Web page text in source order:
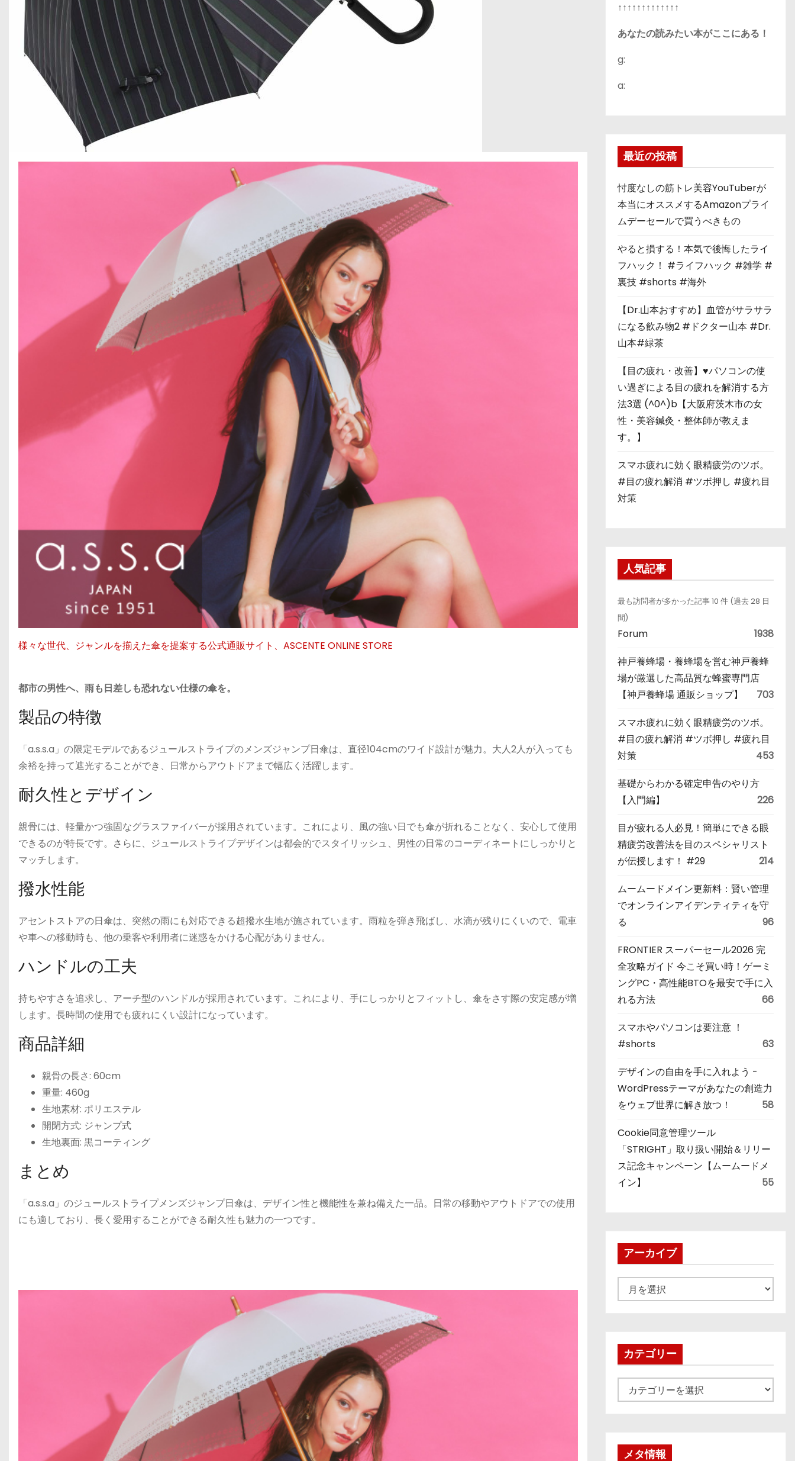
様々な世代、ジャンルを揃えた傘を提案する公式通販サイト、ASCENTE ONLINE STORE
都市の男性へ、雨も日差しも恐れない仕様の傘を。
製品の特徴
「a.s.s.a」の限定モデルであるジュールストライプのメンズジャンプ日傘は、直径104cmのワイド設計が魅力。大人2人が入っても
余裕を持って遮光することができ、日常からアウトドアまで幅広く活躍します。
耐久性とデザイン
親骨には、軽量かつ強固なグラスファイバーが採用されています。これにより、風の強い日でも傘が折れることなく、安心して使用
できるのが特長です。さらに、ジュールストライプデザインは都会的でスタイリッシュ、男性の日常のコーディネートにしっかりと
マッチします。
撥水性能
アセントストアの日傘は、突然の雨にも対応できる超撥水生地が施されています。雨粒を弾き飛ばし、水滴が残りにくいので、電車
や車への移動時も、他の乗客や利用者に迷惑をかける心配がありません。
ハンドルの工夫
持ちやすさを追求し、アーチ型のハンドルが採用されています。これにより、手にしっかりとフィットし、傘をさす際の安定感が増
します。長時間の使用でも疲れにくい設計になっています。
商品詳細
親骨の長さ: 60cm
重量: 460g
生地素材: ポリエステル
開閉方式: ジャンプ式
生地裏面: 黒コーティング
まとめ
「a.s.s.a」のジュールストライプメンズジャンプ日傘は、デザイン性と機能性を兼ね備えた一品。日常の移動やアウトドアでの使用
にも適しており、長く愛用することができる耐久性も魅力の一つです。
↑↑↑↑↑↑↑↑↑↑↑↑↑
あなたの読みたい本がここにある！
g:
a:
最近の投稿
忖度なしの筋トレ美容YouTuberが
本当にオススメするAmazonプライ
ムデーセールで買うべきもの
やると損する！本気で後悔したライ
フハック！ #ライフハック #雑学 #
裏技 #shorts #海外
【Dr.山本おすすめ】血管がサラサラ
になる飲み物2 #ドクター山本 #Dr.
山本#緑茶
【目の疲れ・改善】♥パソコンの使
い過ぎによる目の疲れを解消する方
法3選 (^0^)b【大阪府茨木市の女
性・美容鍼灸・整体師が教えま
す。】
スマホ疲れに効く眼精疲労のツボ。
#目の疲れ解消 #ツボ押し #疲れ目
対策
人気記事
最も訪問者が多かった記事 10 件 (過去 28 日
間)
Forum 1938
神戸養蜂場・養蜂場を営む神戸養蜂
場が厳選した高品質な蜂蜜専門店
【神戸養蜂場 通販ショップ】
703
スマホ疲れに効く眼精疲労のツボ。
#目の疲れ解消 #ツボ押し #疲れ目
対策
453
基礎からわかる確定申告のやり方
【入門編】
226
目が疲れる人必見！簡単にできる眼
精疲労改善法を目のスペシャリスト
が伝授します！ #29
214
ムームードメイン更新料：賢い管理
でオンラインアイデンティティを守
る
96
FRONTIER スーパーセール2026 完
全攻略ガイド 今こそ買い時！ゲーミ
ングPC・高性能BTOを最安で手に入
れる方法
66
スマホやパソコンは要注意 ！
#shorts
63
デザインの自由を手に入れよう -
WordPressテーマがあなたの創造力
をウェブ世界に解き放つ！
58
Cookie同意管理ツール
「STRIGHT」取り扱い開始＆リリー
ス記念キャンペーン【ムームードメ
イン】
55
アーカイブ
ー
ブカテゴリー
テ
メタ情報